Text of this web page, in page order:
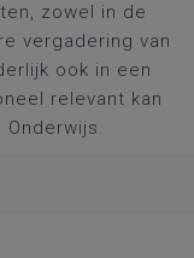
zowel in de
vergadering van
ook in een
relevant kan